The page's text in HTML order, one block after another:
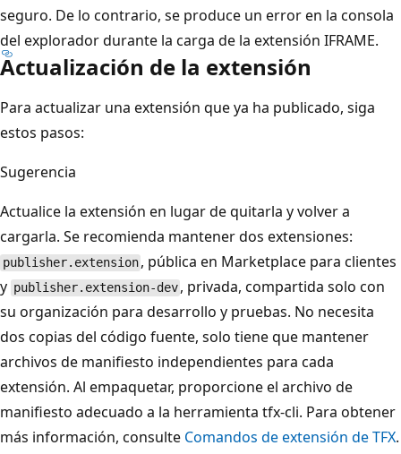
seguro. De lo contrario, se produce un error en la consola
del explorador durante la carga de la extensión IFRAME.
Actualización de la extensión
Para actualizar una extensión que ya ha publicado, siga
estos pasos:
Sugerencia
Actualice la extensión en lugar de quitarla y volver a
cargarla. Se recomienda mantener dos extensiones:
publisher.extension , pública en Marketplace para clientes
y publisher.extension-dev , privada, compartida solo con
su organización para desarrollo y pruebas. No necesita
dos copias del código fuente, solo tiene que mantener
archivos de manifiesto independientes para cada
extensión. Al empaquetar, proporcione el archivo de
manifiesto adecuado a la herramienta tfx-cli. Para obtener
más información, consulte Comandos de extensión de TFX.